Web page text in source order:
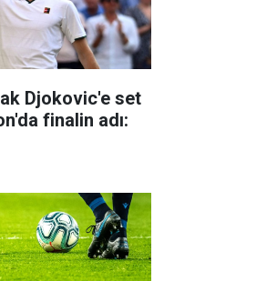
Djokovic'e set
finalin adı: